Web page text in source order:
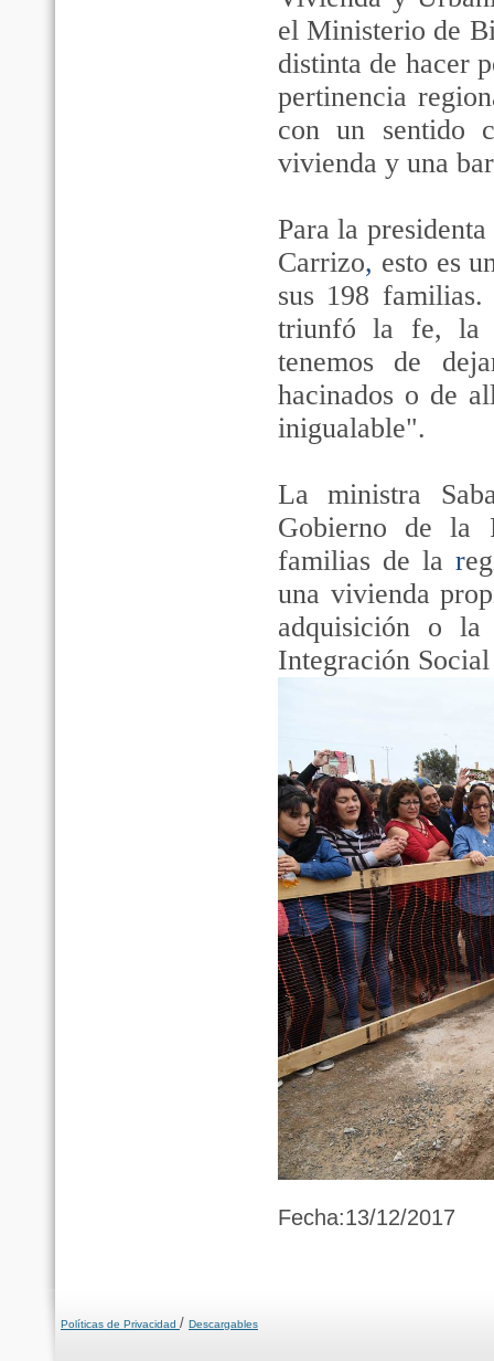
el Ministerio de
distinta de hacer
pertinencia
con un sentido
vivienda y una
Para la
Carrizo, esto es
sus 198
triunfó la fe, la
tenemos de
hacinados o de
inigualable".
La ministra
Gobierno de la
familias de la r
una vivienda
adquisición o
Integración
Fecha:13/12/2017
Políticas de Privacidad / Descargables